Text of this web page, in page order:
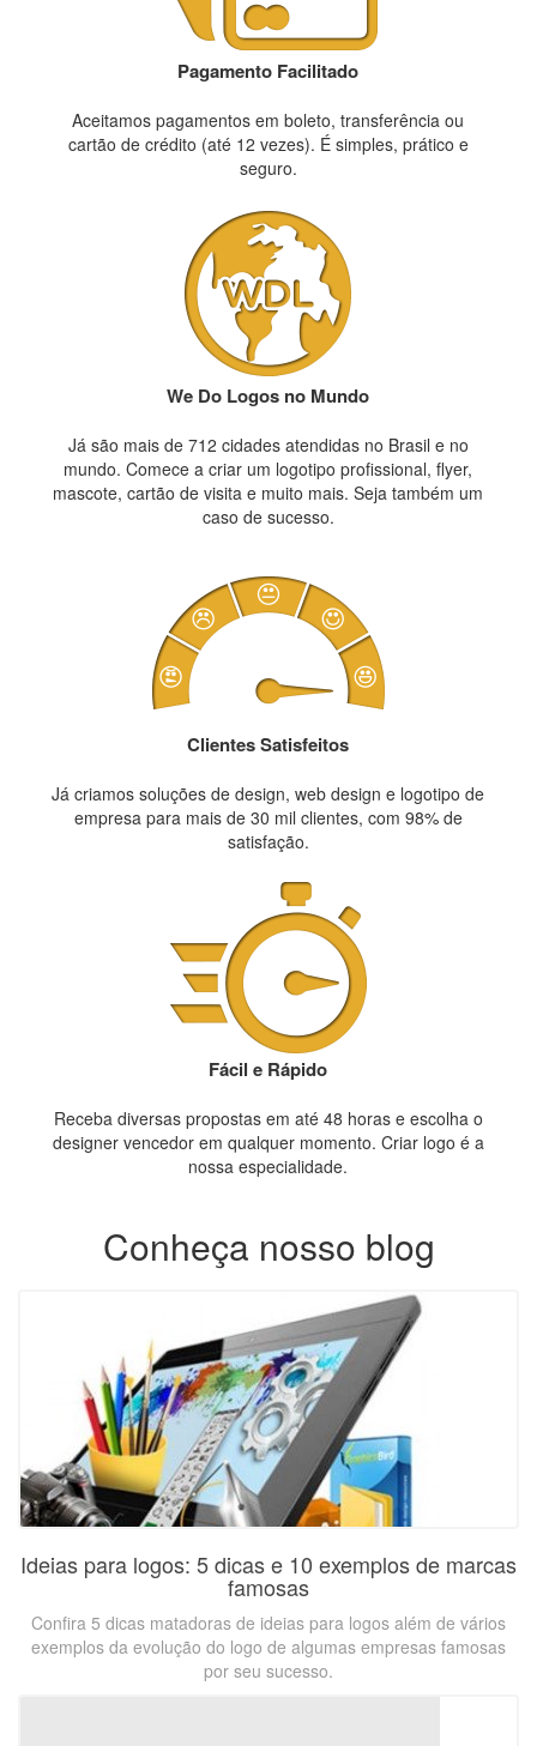
Pagamento Facilitado
Aceitamos pagamentos em boleto, transferência ou
cartão de crédito (até 12 vezes). É simples, prático e
seguro.
We Do Logos no Mundo
Já são mais de 712 cidades atendidas no Brasil e no
mundo. Comece a criar um logotipo profissional, flyer,
mascote, cartão de visita e muito mais. Seja também um
caso de sucesso.
Clientes Satisfeitos
Já criamos soluções de design, web design e logotipo de
empresa para mais de 30 mil clientes, com 98% de
satisfação.
Fácil e Rápido
Receba diversas propostas em até 48 horas e escolha o
designer vencedor em qualquer momento. Criar logo é a
nossa especialidade.
Conheça nosso blog
Ideias para logos: 5 dicas e 10 exemplos de marcas
famosas
Confira 5 dicas matadoras de ideias para logos além de vários
exemplos da evolução do logo de algumas empresas famosas
por seu sucesso.